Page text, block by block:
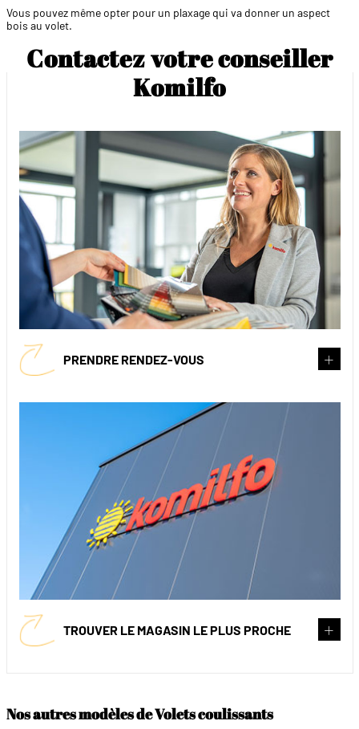
Vous pouvez même opter pour un plaxage qui va donner un aspect
bois au volet.
Contactez votre conseiller
Komilfo
PRENDRE RENDEZ-VOUS
TROUVER LE MAGASIN LE PLUS PROCHE
Nos autres modèles de Volets coulissants